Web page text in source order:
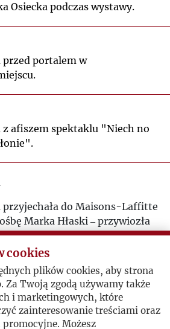
Osiecka podczas wystawy.
przed portalem w
z afiszem spektaklu "Niech no
przyjechała do Maisons-Laffitte
Marka Hłaski–przywiozła
Cmentarzy”. Po latach
dokumentalnym
Hertzowie opowiadali mi
na zesłaniu, o tym jak piłowali
o czym mówią. Byłam
na świecie.
rolę w moim życiu. Pan
cookies
plików cookies, aby strona
Za Twoją zgodą używamy także
i marketingowych, które
zainteresowanie treściami oraz
Możesz